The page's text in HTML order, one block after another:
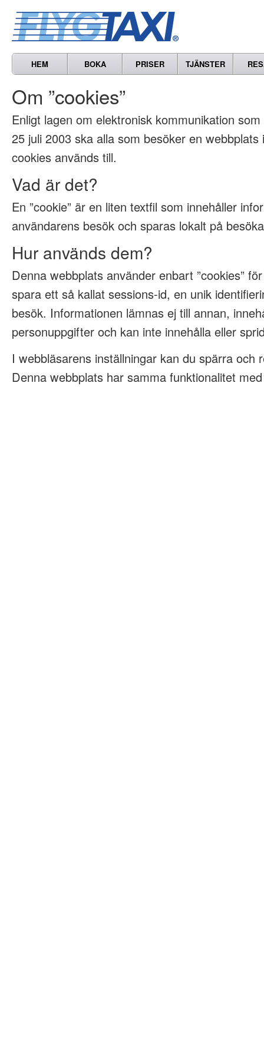
HEM BOKA PRISER TJÄNSTER
Om ”cookies”
Enligt lagen om elektronisk kommunikation
25 juli 2003 ska alla som besöker en
cookies används till.
Vad är det?
En ”cookie” är en liten textfil som innehåller
användarens besök och sparas lokalt på
Hur används dem?
Denna webbplats använder enbart ”cookies”
spara ett så kallat sessions-id, en unik
besök. Informationen lämnas ej till annan,
personuppgifter och kan inte innehålla eller
I webbläsarens inställningar kan du spärra och
Denna webbplats har samma funktionalitet